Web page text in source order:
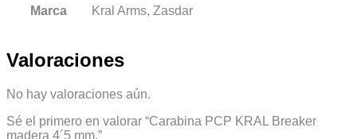
Marca Kral Arms, Zasdar
Valoraciones
No hay valoraciones aún.
Sé el primero en valorar “Carabina PCP KRAL Breaker
madera 4´5 mm.”